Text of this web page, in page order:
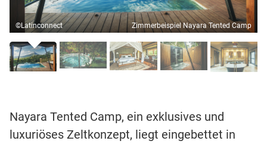
©Latinconnect Zimmerbeispiel Nayara Tented Camp
Nayara Tented Camp, ein exklusives und
luxuriöses Zeltkonzept, liegt eingebettet in